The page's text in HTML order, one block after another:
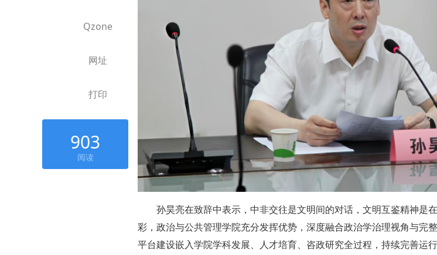
Qzone
网址
打印
903
阅读
孙昊亮在致辞中表示，中非交往是文明间的对话，文明互鉴精神是
彩，政治与公共管理学院充分发挥优势，深度融合政治学治理视角与完
平台建设嵌入学院学科发展、人才培育、咨政研究全过程，持续完善运